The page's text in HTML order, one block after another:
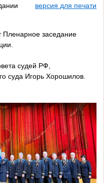
версия для печати
Пленарное заседание
судей РФ,
суда Игорь Хорошилов.